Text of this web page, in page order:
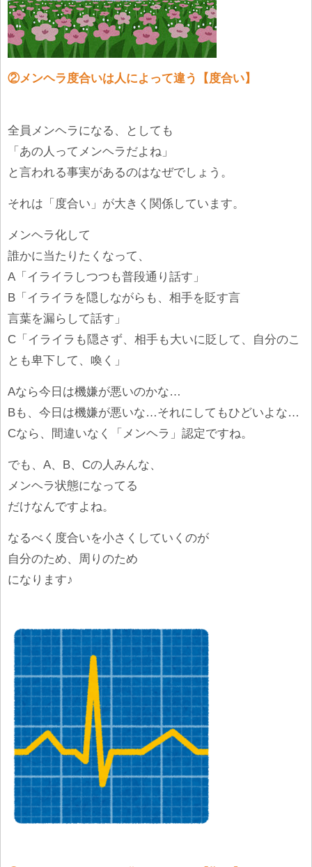
②メンヘラ度合いは人によって違う【度合い】
全員メンヘラになる、としても
「あの人ってメンヘラだよね」
と言われる事実があるのはなぜでしょう。
それは「度合い」が大きく関係しています。
メンヘラ化して
誰かに当たりたくなって、
A「イライラしつつも普段通り話す」
B「イライラを隠しながらも、相手を貶す言
言葉を漏らして話す」
C「イライラも隠さず、相手も大いに貶して、自分のこ
とも卑下して、喚く」
Aなら今日は機嫌が悪いのかな…
Bも、今日は機嫌が悪いな…それにしてもひどいよな…
Cなら、間違いなく「メンヘラ」認定ですね。
でも、A、B、Cの人みんな、
メンヘラ状態になってる
だけなんですよね。
なるべく度合いを小さくしていくのが
自分のため、周りのため
になります♪